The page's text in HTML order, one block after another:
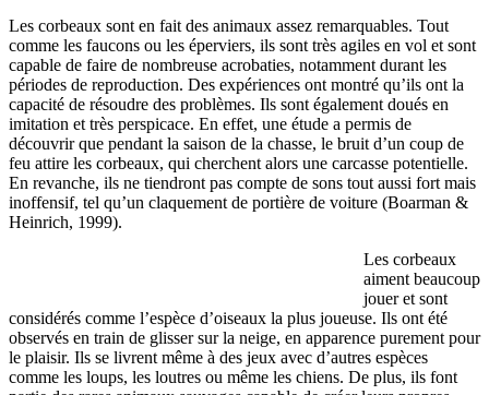
Les corbeaux sont en fait des animaux assez remarquables. Tout
comme les faucons ou les éperviers, ils sont très agiles en vol et sont
capable de faire de nombreuse acrobaties, notamment durant les
périodes de reproduction. Des expériences ont montré qu’ils ont la
capacité de résoudre des problèmes. Ils sont également doués en
imitation et très perspicace. En effet, une étude a permis de
découvrir que pendant la saison de la chasse, le bruit d’un coup de
feu attire les corbeaux, qui cherchent alors une carcasse potentielle.
En revanche, ils ne tiendront pas compte de sons tout aussi fort mais
inoffensif, tel qu’un claquement de portière de voiture (Boarman &
Heinrich, 1999).
Les corbeaux
aiment beaucoup
jouer et sont
considérés comme l’espèce d’oiseaux la plus joueuse. Ils ont été
observés en train de glisser sur la neige, en apparence purement pour
le plaisir. Ils se livrent même à des jeux avec d’autres espèces
comme les loups, les loutres ou même les chiens. De plus, ils font